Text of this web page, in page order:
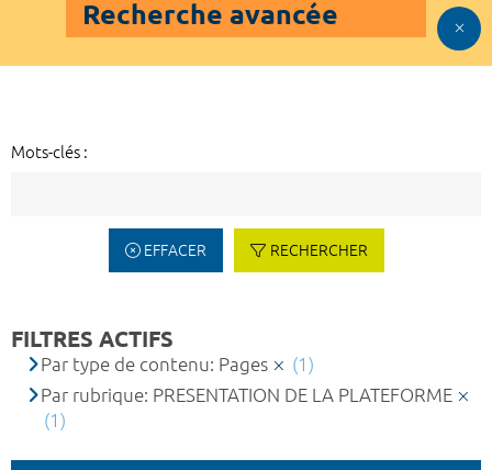
Recherche avancée
Mots-clés :
EFFACER RECHERCHER
FILTRES ACTIFS
Par type de contenu: Pages
(1)
Par rubrique: PRESENTATION DE LA PLATEFORME
(1)